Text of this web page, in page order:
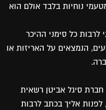
נוחיות בלבד אולם הוא
לרבות כל סימני ההיכר
הנמצאים על האריזות או
סיגל אביטן רשאית
לפנות אליך בכתב לרבות